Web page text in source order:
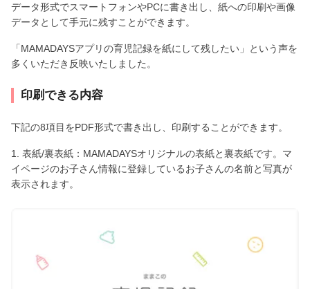
データ形式でスマートフォンやPCに書き出し、紙への印刷や画像
データとして手元に残すことができます。
「MAMADAYSアプリの育児記録を紙にして残したい」という声を
多くいただき反映いたしました。
印刷できる内容
下記の8項目をPDF形式で書き出し、印刷することができます。
1. 表紙/裏表紙：MAMADAYSオリジナルの表紙と裏表紙です。マ
イページのお子さん情報に登録しているお子さんの名前と写真が
表示されます。